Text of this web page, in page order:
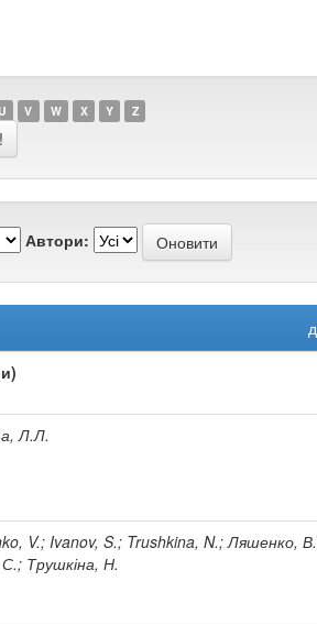
U V W X Y Z
Автори:
Л.Л.
V.; Ivanov, S.; Trushkina, N.; Ляшенко,
С.; Трушкіна, Н.